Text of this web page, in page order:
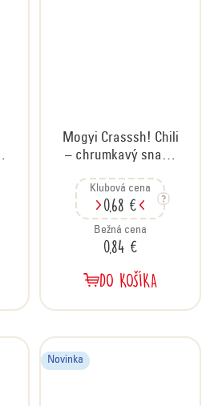
Mogyi Crasssh! Chili
– chrumkavý snack
g
Klubová cena
0,68 €
Bežná cena
0,84 €
DO KOŠÍKA
Novinka